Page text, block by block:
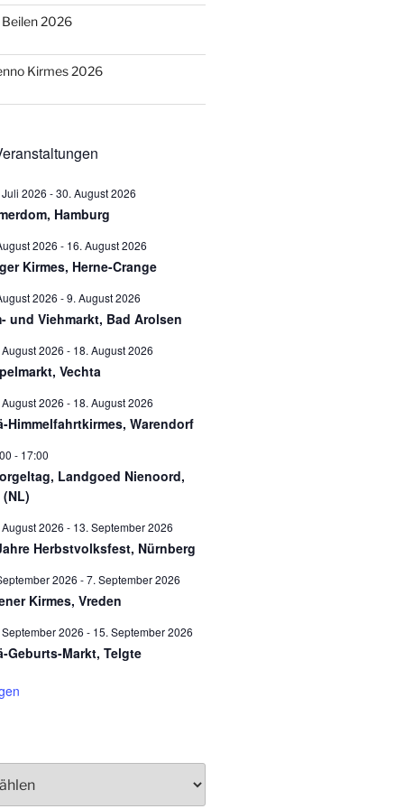
Beilen 2026
Kirmes 2026
2026 -30. August 2026
Hamburg
2026 - 16. August 2026
Kirmes, Herne-Crange
2026 -9. August 2026
und Viehmarkt, Bad Arolsen
August 2026 - 18. August 2026
Vechta
August 2026 - 18. August 2026
Himmelfahrtkirmes, Warendorf
- 17:00
Landgoed Nienoord,
2026 - 13. September 2026
Herbstvolksfest, Nürnberg
2026 -7. September 2026
Kirmes, Vreden
September 2026 - 15. September 2026
Geburts-Markt, Telgte